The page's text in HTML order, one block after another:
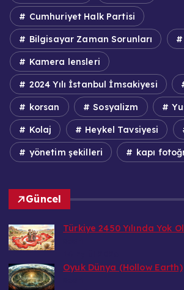
Cumhuriyet Halk Partisi
Bilgisayar Zaman Sorunları
Kamera lensleri
2024 Yılı İstanbul İmsakiyesi
korsan Sosyalizm
Kolaj Heykel Tavsiyesi
yönetim şekilleri kapı
Güncel
Türkiye 2450 Yılında Yok
Oyuk Dünya (Hollow Earth)